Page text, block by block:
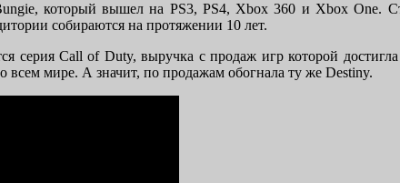
который вышел на PS3, PS4, Xbox 360 и Xbox One.
собираются на протяжении 10 лет.
Call of Duty, выручка с продаж игр которой
всем мире. А значит, по продажам обогнала ту же Destiny.